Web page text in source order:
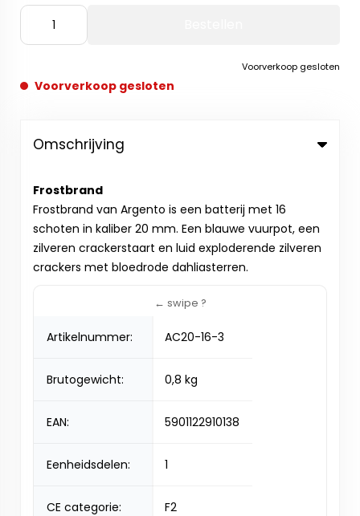
Voorverkoop gesloten
Voorverkoop gesloten
Omschrijving
Frostbrand
Frostbrand van Argento is een batterij met 16
schoten in kaliber 20 mm. Een blauwe vuurpot, een
zilveren crackerstaart en luid exploderende zilveren
crackers met bloedrode dahliasterren.
Artikelnummer: AC20-16-3
Brutogewicht: 0,8 kg
EAN: 5901122910138
Eenheidsdelen: 1
CE categorie: F2